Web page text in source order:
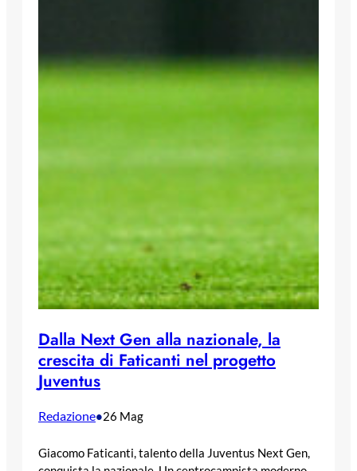
Dalla Next Gen alla nazionale, la
crescita di Faticanti nel progetto
Juventus
Redazione•26 Mag
Giacomo Faticanti, talento della Juventus Next Gen,